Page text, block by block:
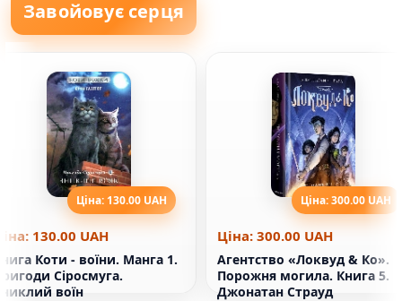
Завойовує серця
Ціна: 130.00 UAH
130.00 UAH
Коти - воїни. Манга 1.
Сіросмуга.
воїн
Ціна: 300.00 UAH
Ціна: 300.00 UAH
Агентство «Локвуд & Ко».
Порожня могила. Книга 5.
Джонатан Страуд